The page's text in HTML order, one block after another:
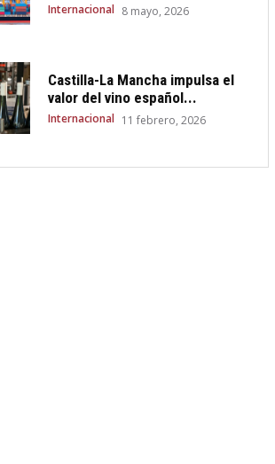
Internacional 8 mayo, 2026
Castilla-La Mancha impulsa el
valor del vino español...
Internacional 11 febrero, 2026